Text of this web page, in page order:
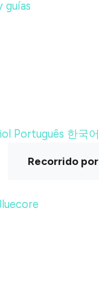
guías
Português 한국어
Recorrido